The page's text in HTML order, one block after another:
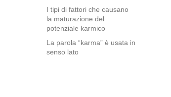
I tipi di fattori che causano
la maturazione del
potenziale karmico
La parola “karma” è usata in
senso lato